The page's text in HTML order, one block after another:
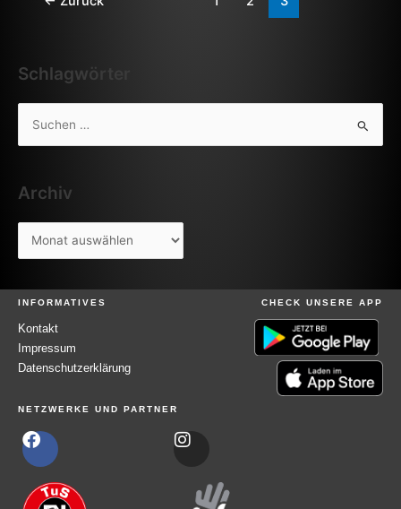
Schlagwörter
h
e
a
c
h
:
Archiv
INFORMATIVES
Kontakt
Impressum
Datenschutzerklärung
CHECK UNSERE APP
NETZWERKE UND PARTNER
F
e
t